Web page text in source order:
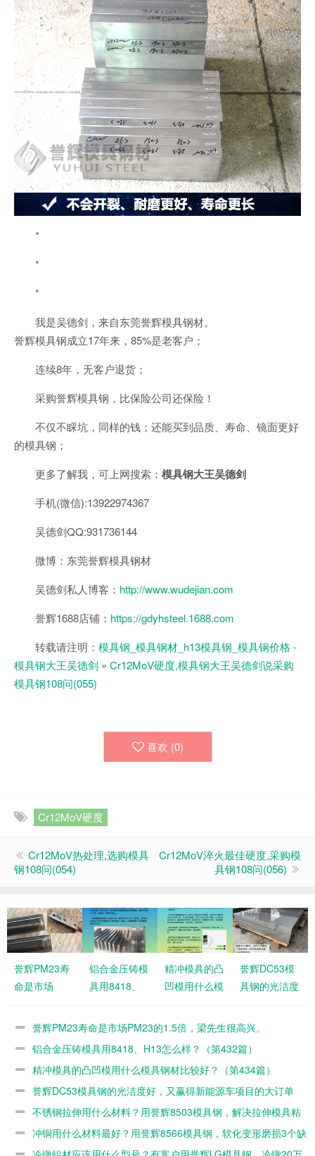
*
*
*
我是吴德剑，来自东莞誉辉模具钢材。
誉辉模具钢成立17年来，85%是老客户；
连续8年，无客户退货；
采购誉辉模具钢，比保险公司还保险！
不仅不睬坑，同样的钱；还能买到品质、寿命、镜面更好
的模具钢；
更多了解我，可上网搜索： 模具钢大王吴德剑
手机(微信):13922974367
吴德剑QQ:931736144
微博：东莞誉辉模具钢材
吴德剑私人博客： http://www.wudejian.com
誉辉1688店铺： https://gdyhsteel.1688.com
转载请注明： 模具钢_模具钢材_h13模具钢_模具钢价格 -
模具钢大王吴德剑 » Cr12MoV硬度,模具钢大王吴德剑说采购
模具钢108问(055)
喜欢 (0)
Cr12MoV硬度
Cr12MoV热处理,选购模具
钢108问(054)
Cr12MoV淬火最佳硬度,采购模
具钢108问(056)
誉辉PM23寿
命是市场
倍，梁先生很
铝合金压铸模
具用8418、
（第432篇）
精冲模具的凸
凹模用什么模
好？（第434
誉辉DC53模
具钢的光洁度
能源车项目的
421篇）
誉辉PM23寿命是市场PM23的1.5倍，梁先生很高兴。
铝合金压铸模具用8418、H13怎么样？（第432篇）
精冲模具的凸凹模用什么模具钢材比较好？（第434篇）
誉辉DC53模具钢的光洁度好，又赢得新能源车项目的大订单
（第421篇）
不锈钢拉伸用什么材料？用誉辉8503模具钢，解决拉伸模具粘
料有一手（第418篇）
冲铜用什么材料最好？用誉辉8566模具钢，软化变形磨损3个缺